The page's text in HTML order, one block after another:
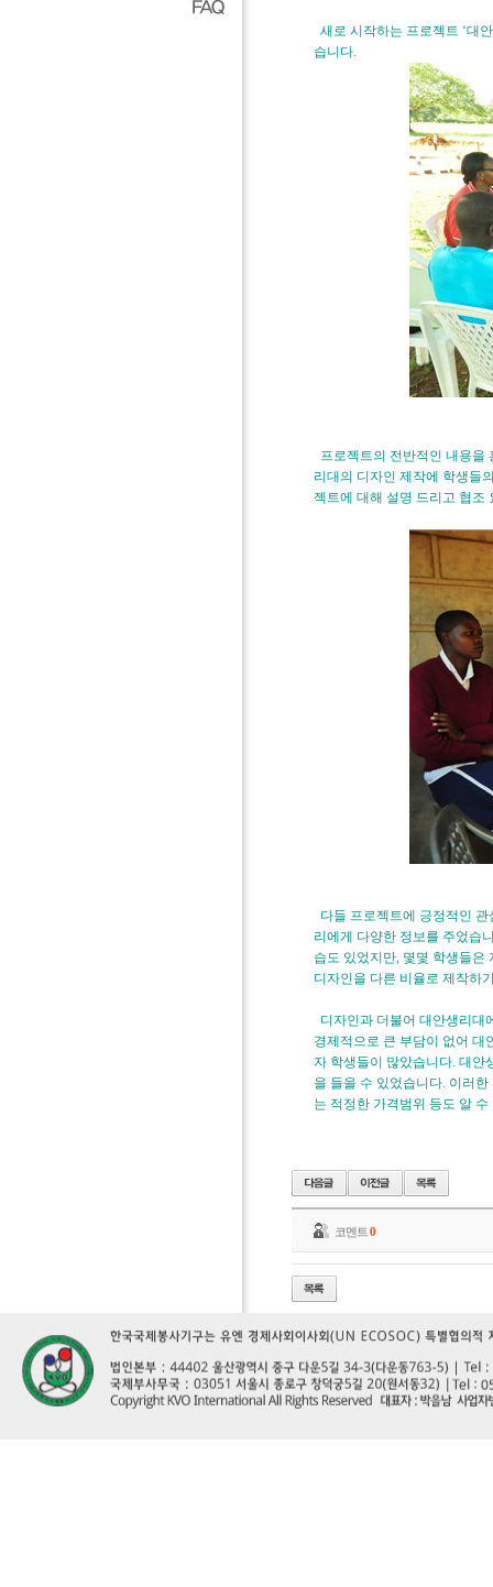
새로 시작하는 프로젝트 ‘대
습니다.
프로젝트의 전반적인 내용을
리대의 디자인 제작에 학생들
젝트에 대해 설명 드리고 협조
다들 프로젝트에 긍정적인
리에게 다양한 정보를 주었습
습도 있었지만, 몇몇 학생들은
디자인을 다른 비율로 제작하
디자인과 더불어 대안생리대
경제적으로 큰 부담이 없어 대
자 학생들이 많았습니다. 대안
을 들을 수 있었습니다. 이러
는 적정한 가격범위 등도 알
코멘트 0